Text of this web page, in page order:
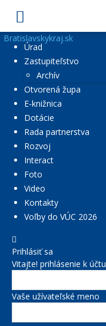
Bratislavskykraj.sk
Úrad
Zastupiteľstvo
Archív
Otvorená župa
E-knižnica
Dotácie
Rada partnerstva
Rozvoj
Interact
Foto
Video
Kontakty
Voľby do VÚC 2026
Prihlásiť sa
Vitajte! prihlásenie k účtu
Vaše užívateľské meno